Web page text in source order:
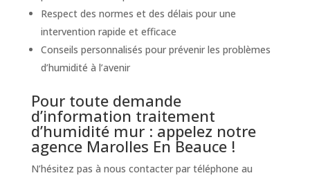
Respect des normes et des délais pour une
intervention rapide et efficace
Conseils personnalisés pour prévenir les problèmes
d’humidité à l’avenir
Pour toute demande
d’information traitement
d’humidité mur : appelez notre
agence Marolles En Beauce !
N’hésitez pas à nous contacter par téléphone au